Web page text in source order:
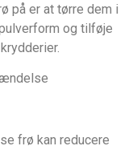
på er at tørre dem i
og tilføje
frø kan reducere